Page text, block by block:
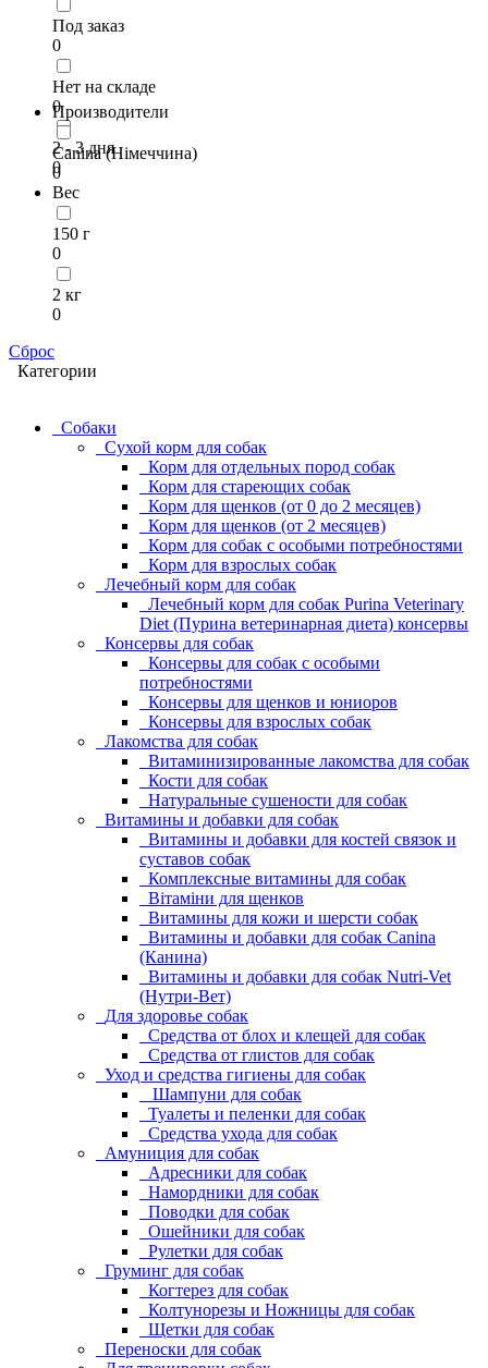
Под заказ
0
Нет на складе
0
2 - 3 дня
0
Производители
Canina (Німеччина)
0
Вес
150 г
0
2 кг
0
Сброс
Категории
Собаки
Сухой корм для собак
Корм для отдельных пород собак
Корм для стареющих собак
Корм для щенков (от 0 до 2 месяцев)
Корм для щенков (от 2 месяцев)
Корм для собак с особыми потребностями
Корм для взрослых собак
Лечебный корм для собак
Лечебный корм для собак Purina Veterinary
Diet (Пурина ветеринарная диета) консервы
Консервы для собак
Консервы для собак с особыми
потребностями
Консервы для щенков и юниоров
Консервы для взрослых собак
Лакомства для собак
Витаминизированные лакомства для собак
Кости для собак
Натуральные сушености для собак
Витамины и добавки для собак
Витамины и добавки для костей связок и
суставов собак
Комплексные витамины для собак
Вітаміни для щенков
Витамины для кожи и шерсти собак
Витамины и добавки для собак Canina
(Канина)
Витамины и добавки для собак Nutri-Vet
(Нутри-Вет)
Для здоровье собак
Средства от блох и клещей для собак
Средства от глистов для собак
Уход и средства гигиены для собак
Шампуни для собак
Туалеты и пеленки для собак
Средства ухода для собак
Амуниция для собак
Адресники для собак
Намордники для собак
Поводки для собак
Ошейники для собак
Рулетки для собак
Груминг для собак
Когтерез для собак
Колтунорезы и Ножницы для собак
Щетки для собак
Переноски для собак